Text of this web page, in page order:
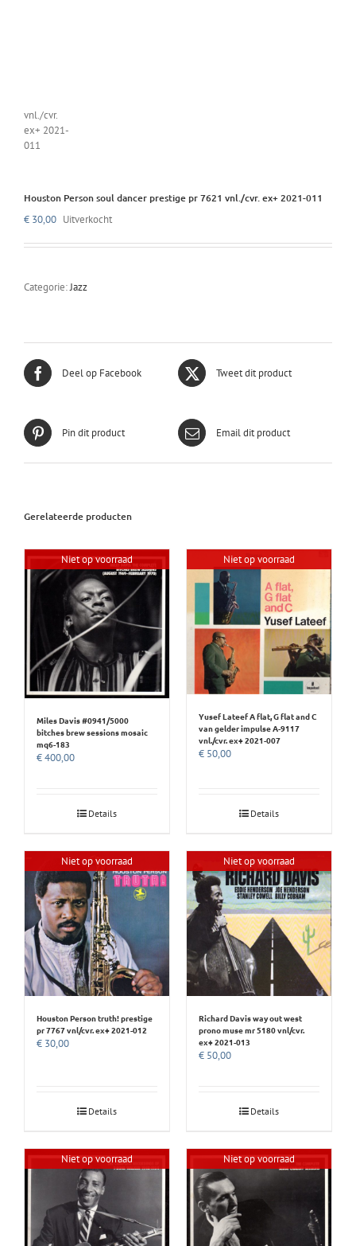
Houston Person soul dancer prestige pr 7621 vnl./cvr. ex+ 2021-011
€ 30,00 Uitverkocht
Categorie:Jazz
Deel op Facebook Tweet dit product
Pin dit product Email dit product
Gerelateerde producten
Niet op voorraad
Miles Davis #0941/5000
bitches brew sessions mosaic
mq6-183
€400,00
Details
Niet op voorraad
Yusef Lateef A flat, G flat and C
van gelder impulse A-9117
vnl./cvr. ex+ 2021-007
€ 50,00
Details
Niet op voorraad
Houston Person truth! prestige
pr 7767 vnl/cvr. ex+ 2021-012
€ 30,00
Details
Niet op voorraad
Richard Davis way out west
prono muse mr 5180 vnl/cvr.
ex+ 2021-013
€ 50,00
Details
Niet op voorraad Niet op voorraad